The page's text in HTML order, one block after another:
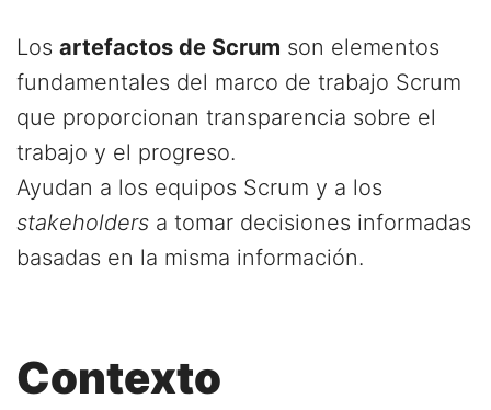
Los artefactos de Scrum son elementos
fundamentales del marco de trabajo Scrum
que proporcionan transparencia sobre el
trabajo y el progreso.
Ayudan a los equipos Scrum y a los
stakeholders a tomar decisiones informadas
basadas en la misma información.
Contexto